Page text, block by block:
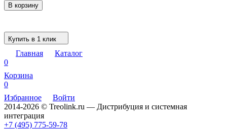
В корзину
Купить в 1 клик
Главная
Каталог
0
Корзина
0
Избранное
Войти
2014-2026 © Treolink.ru — Дистрибуция и системная
интеграция
+7 (495) 775-59-78